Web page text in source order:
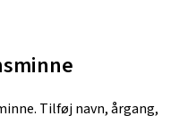
Tilføj navn, årgang,